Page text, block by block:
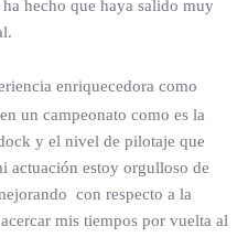
hecho que haya salido muy
enriquecedora como
un campeonato como es la
y el nivel de pilotaje que
actuación estoy orgulloso de
con respecto a la
mis tiempos por vuelta al